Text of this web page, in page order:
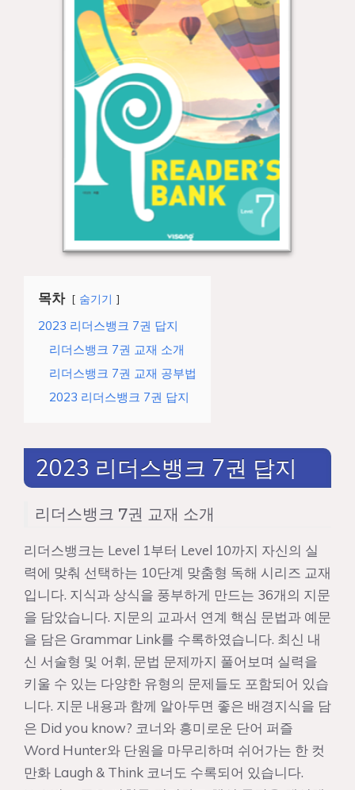
목차 숨기기
2023 리더스뱅크 7권 답지
리더스뱅크 7권 교재 소개
리더스뱅크 7권 교재 공부법
2023 리더스뱅크 7권 답지
2023 리더스뱅크 7권 답지
리더스뱅크 7권 교재 소개
리더스뱅크는 Level 1부터 Level 10까지 자신의 실
력에 맞춰 선택하는 10단계 맞춤형 독해 시리즈 교재
입니다. 지식과 상식을 풍부하게 만드는 36개의 지문
을 담았습니다. 지문의 교과서 연계 핵심 문법과 예문
을 담은 Grammar Link를 수록하였습니다. 최신 내
신 서술형 및 어휘, 문법 문제까지 풀어보며 실력을
키울 수 있는 다양한 유형의 문제들도 포함되어 있습
니다. 지문 내용과 함께 알아두면 좋은 배경지식을 담
은 Did you know? 코너와 흥미로운 단어 퍼즐
Word Hunter와 단원을 마무리하며 쉬어가는 한 컷
만화 Laugh & Think 코너도 수록되어 있습니다.